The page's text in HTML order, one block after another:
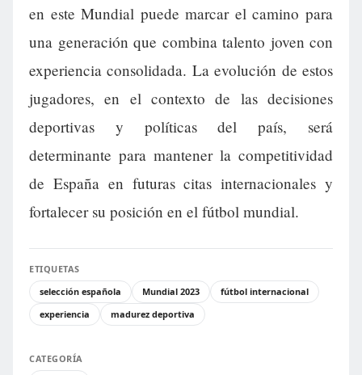
en este Mundial puede marcar el camino para
una generación que combina talento joven con
experiencia consolidada. La evolución de estos
jugadores, en el contexto de las decisiones
deportivas y políticas del país, será
determinante para mantener la competitividad
de España en futuras citas internacionales y
fortalecer su posición en el fútbol mundial.
ETIQUETAS
selección española
Mundial 2023
fútbol internacional
experiencia
madurez deportiva
CATEGORÍA